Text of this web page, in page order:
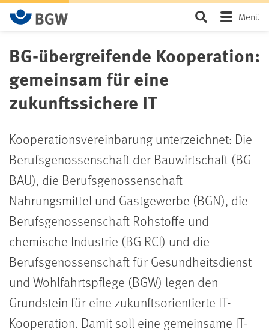
Zum Hauptinhalt springen SeiteMenü
BG-übergreifende Kooperation:
gemeinsam für eine
zukunftssichere IT
Kooperationsvereinbarung unterzeichnet: Die
Berufsgenossenschaft der Bauwirtschaft (BG
BAU), die Berufsgenossenschaft
Nahrungsmittel und Gastgewerbe (BGN), die
Berufsgenossenschaft Rohstoffe und
chemische Industrie (BG RCI) und die
Berufsgenossenschaft für Gesundheitsdienst
und Wohlfahrtspflege (BGW) legen den
Grundstein für eine zukunftsorientierte IT-
Kooperation. Damit soll eine gemeinsame IT-